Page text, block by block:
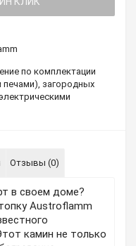
по комплектации
загородных
Отзывы (0)
в своем доме?
Austroflamm
камин не только